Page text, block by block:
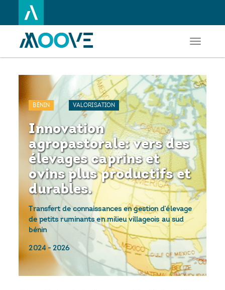
au
principal
Toggle
BÉNIN VALORISATION
Innovation
agropastorale: vers des
élevages caprins et
ovins plus productifs et
durables.
Transfert de connaissances en gestion d’élevage
de petits ruminants en milieu villageois au sud
bénin
2024-2026